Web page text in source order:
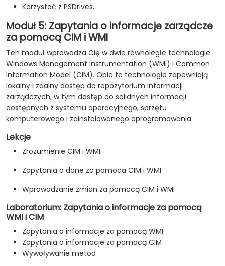
Korzystać z PSDrives.
Moduł 5: Zapytania o informacje zarządcze
za pomocą CIM i WMI
Ten moduł wprowadza Cię w dwie równoległe technologie:
Windows Management Instrumentation (WMI) i Common
Information Model (CIM). Obie te technologie zapewniają
lokalny i zdalny dostęp do repozytorium informacji
zarządczych, w tym dostęp do solidnych informacji
dostępnych z systemu operacyjnego, sprzętu
komputerowego i zainstalowanego oprogramowania.
Lekcje
Zrozumienie CIM i WMI
Zapytania o dane za pomocą CIM i WMI
Wprowadzanie zmian za pomocą CIM i WMI
Laboratorium: Zapytania o informacje za pomocą
WMI i CIM
Zapytania o informacje za pomocą WMI
Zapytania o informacje za pomocą CIM
Wywoływanie metod